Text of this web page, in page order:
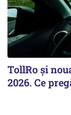
TollRo şi
2026. Ce